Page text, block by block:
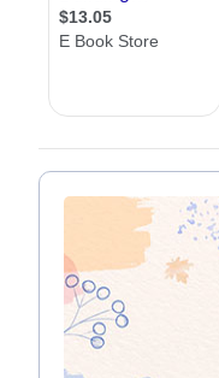
עסק מפורטים
של
פרטים וליהנות